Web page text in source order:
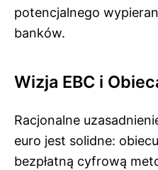
potencjalnego
banków.
Wizja EBC i
Racjonalne
euro jest solidne:
bezpłatną cyfrową